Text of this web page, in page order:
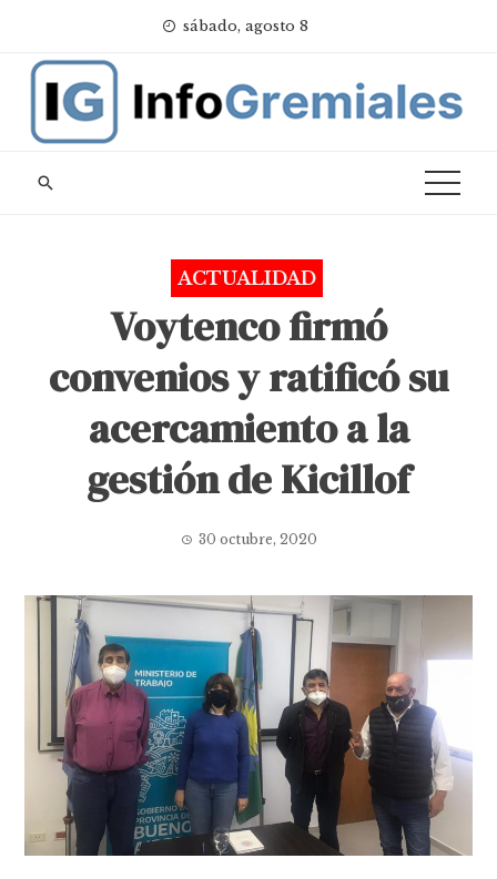
content
sábado, agosto 8
ACTUALIDAD
Voytenco firmó
convenios y ratificó su
acercamiento a la
gestión de Kicillof
30 octubre, 2020